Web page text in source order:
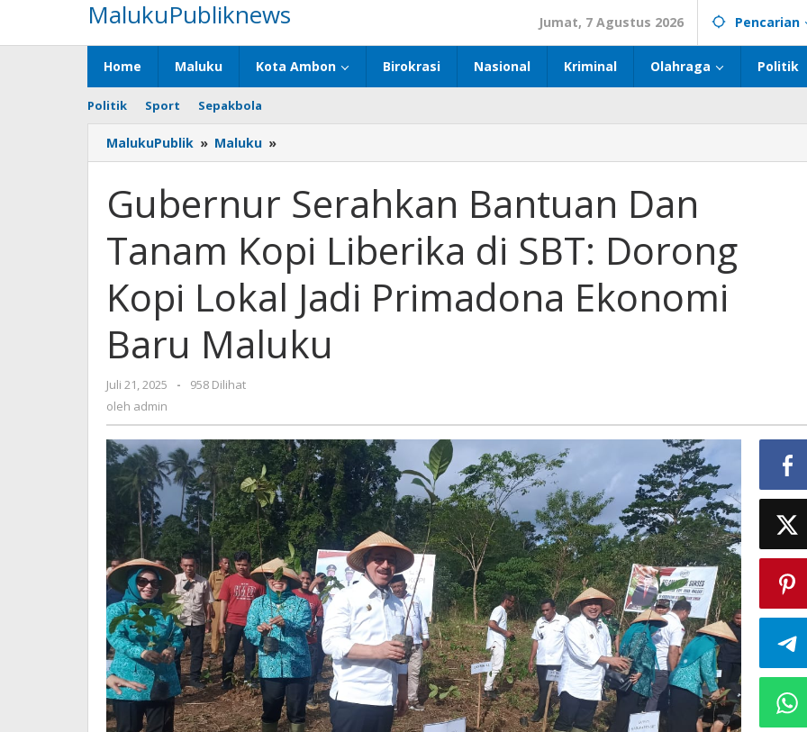
konten
MalukuPubliknews Jumat, 7 Agustus 2026 Pencarian
Home Maluku Kota Ambon Birokrasi Nasional Kriminal Olahraga Politik
Politik Sport Sepakbola
MalukuPublik » Maluku »
Serahkan
Dan
Tanam
Liberika
di
Dorong
Kopi
Lokal
Baru
Maluku
Gubernur Serahkan Bantuan Dan
Tanam Kopi Liberika di SBT: Dorong
Kopi Lokal Jadi Primadona Ekonomi
Baru Maluku
Juli 21, 2025
oleh
-
958 Dilihat
oleh admin